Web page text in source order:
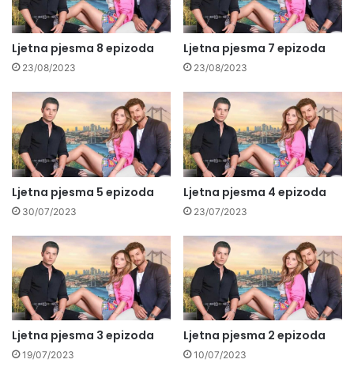
Ljetna pjesma 8 epizoda
23/08/2023
Ljetna pjesma 7 epizoda
23/08/2023
Ljetna pjesma 5 epizoda
30/07/2023
Ljetna pjesma 4 epizoda
23/07/2023
Ljetna pjesma 3 epizoda
19/07/2023
Ljetna pjesma 2 epizoda
10/07/2023